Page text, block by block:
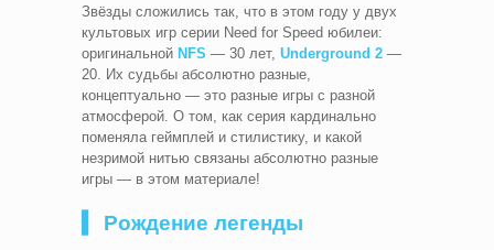
Звёзды сложились так, что в этом году у двух
культовых игр серии Need for Speed юбилеи:
оригинальной NFS — 30 лет, Underground 2 —
20. Их судьбы абсолютно разные,
концептуально — это разные игры с разной
атмосферой. О том, как серия кардинально
поменяла геймплей и стилистику, и какой
незримой нитью связаны абсолютно разные
игры — в этом материале!
▍ Рождение легенды